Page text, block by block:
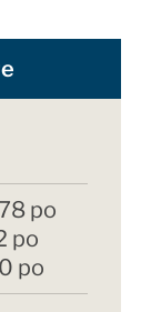
po
po
po